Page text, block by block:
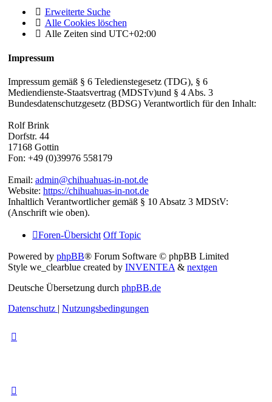
Erweiterte Suche
Alle Cookies löschen
Alle Zeiten sind UTC+02:00
Impressum
Impressum gemäß § 6 Teledienstegesetz (TDG), § 6
Mediendienste-Staatsvertrag (MDSTv)und § 4 Abs. 3
Bundesdatenschutzgesetz (BDSG) Verantwortlich für den Inhalt:
Rolf Brink
Dorfstr. 44
17168 Gottin
Fon: +49 (0)39976 558179
Email: admin@chihuahuas-in-not.de
Website: https://chihuahuas-in-not.de
Inhaltlich Verantwortlicher gemäß § 10 Absatz 3 MDStV:
(Anschrift wie oben).
Foren-Übersicht Off Topic
Powered by phpBB® Forum Software © phpBB Limited
Style we_clearblue created by INVENTEA & nextgen
Deutsche Übersetzung durch phpBB.de
Datenschutz | Nutzungsbedingungen